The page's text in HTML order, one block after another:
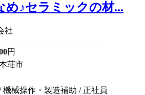
め♪セラミックの材...
社
円
荘市
機械操作・製造補助 / 正社員